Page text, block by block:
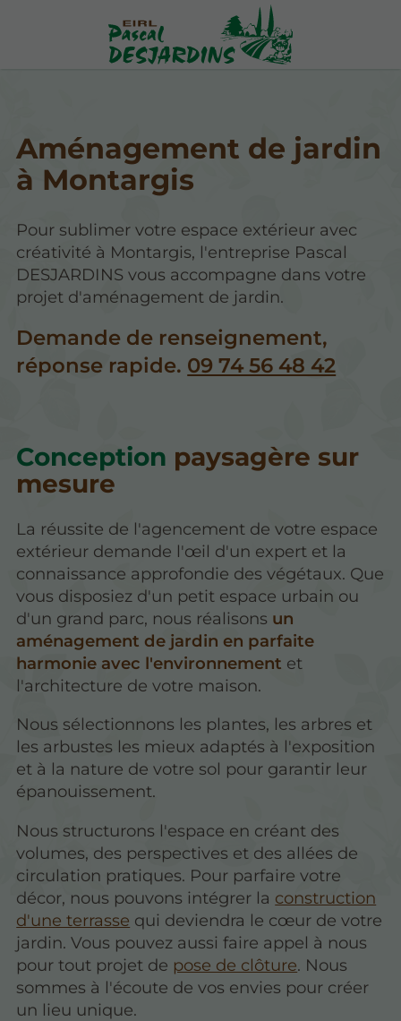
Aménagement de jardin
à Montargis
Pour sublimer votre espace extérieur avec
créativité à Montargis, l'entreprise Pascal
DESJARDINS vous accompagne dans votre
projet d'aménagement de jardin.
Demande de renseignement,
réponse rapide. 09 74 56 48 42
Conception paysagère sur
mesure
La réussite de l'agencement de votre espace
extérieur demande l'œil d'un expert et la
connaissance approfondie des végétaux. Que
vous disposiez d'un petit espace urbain ou
d'un grand parc, nous réalisons un
aménagement de jardin en parfaite
harmonie avec l'environnement et
l'architecture de votre maison.
Nous sélectionnons les plantes, les arbres et
les arbustes les mieux adaptés à l'exposition
et à la nature de votre sol pour garantir leur
épanouissement.
Nous structurons l'espace en créant des
volumes, des perspectives et des allées de
circulation pratiques. Pour parfaire votre
décor, nous pouvons intégrer la construction
d'une terrasse qui deviendra le cœur de votre
jardin. Vous pouvez aussi faire appel à nous
pour tout projet de pose de clôture. Nous
sommes à l'écoute de vos envies pour créer
un lieu unique.